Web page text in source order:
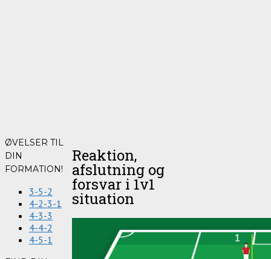
Reaktion,
afslutning og
forsvar i 1v1
situation
ØVELSER TIL
DIN
FORMATION!
3-5-2
4-2-3-1
4-3-3
4-4-2
4-5-1